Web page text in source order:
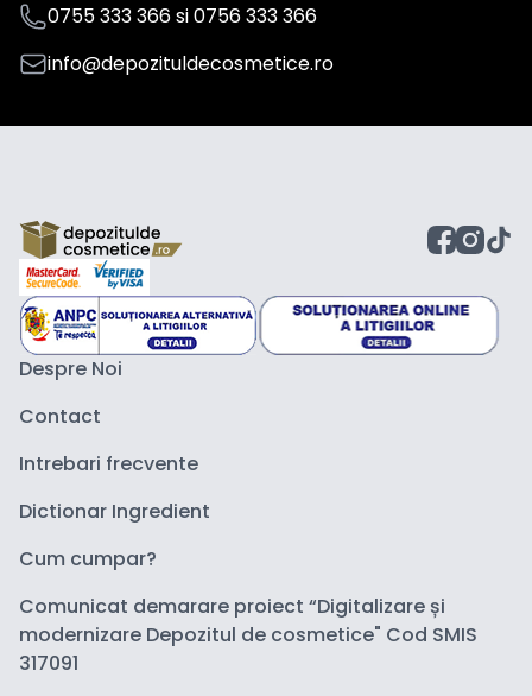
0755 333 366si0756 333 366
info@depozituldecosmetice.ro
Despre Noi
Contact
Intrebari frecvente
Dictionar Ingredient
Cum cumpar?
Comunicat demarare proiect “Digitalizare și
modernizare Depozitul de cosmetice" Cod SMIS
317091